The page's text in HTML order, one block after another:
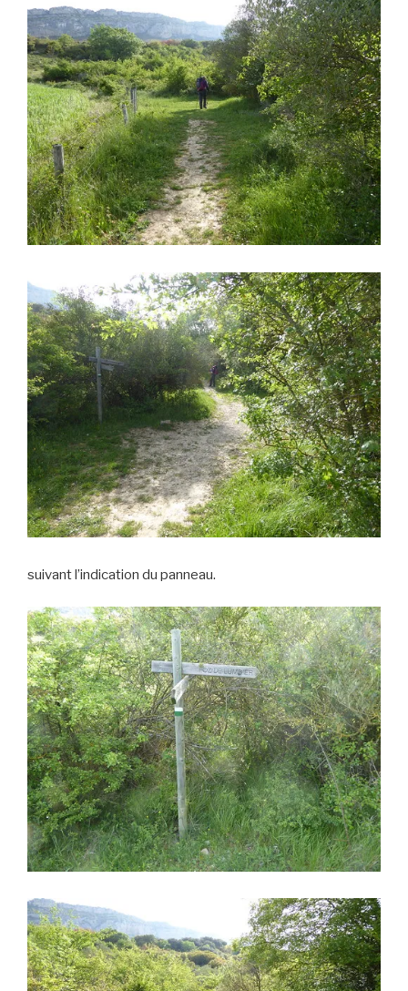
suivant l’indication du panneau.